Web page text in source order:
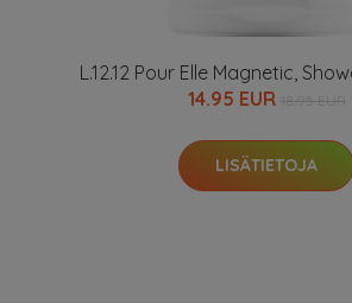
L.12.12 Pour Elle Magnetic,
14.95 EUR
LISÄTIETOJA